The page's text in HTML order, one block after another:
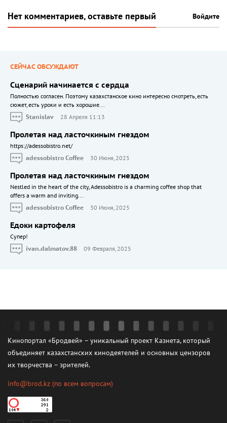
Нет комментариев, оставьте первый Войдите
СЕЙЧАС ОБСУЖДАЮТ
Сценарий начинается с сердца
Полностью согласен. Поэтому казахстанское кино интересно смотреть, есть
сюжет, есть уроки и есть хорошие...
Stanislav
28 Апреля 11:13
Пролетая над ласточкиным гнездом
https://adessobistro.net/
adessobistro Coffee
30 Июня, 2025
Пролетая над ласточкиным гнездом
Nestled in the heart of the city, Adessobistro is a charming coffee shop that
offers a warm and inviting...
adessobistro Coffee
30 Июня, 2025
Едоки картофеля
Cупер!
ivan.dalmatov.88
09 Февраля, 2025
Кинопортал «Бродвей» – уникальный проект Казнета, который
объединяет казахстанских кинодеятелей и основных цензоров
их творчества – зрителей.
info@brod.kz (по всем вопросам)